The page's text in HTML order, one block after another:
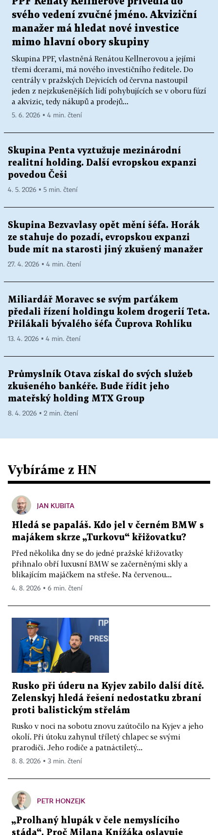
svého vedení zvučné jméno. Akviziční
manažer má hledat nové investice
mimo hlavní obory skupiny
Skupina PPF, vlastněná Renátou Kellnerovou a jejími
třemi dcerami, má nového investičního ředitele. Do
centrály v pražských Dejvicích od června nastoupil
jeden z nejzkušenějších lidí pohybujících se v oboru fúzí
a akvizic, tedy nákupů a prodejů...
5. 6. 2026 ▪ 4 min. čtení
Skupina Penta vyztužuje mezinárodní
realitní holding. Další evropskou expanzi
povedou Češi
4. 5. 2026 ▪ 5 min. čtení
Skupina Bezvavlasy opět mění šéfa. Horák
ze stahuje do pozadí, evropskou expanzi
bude mít na starosti jiný zkušený manažer
27. 4. 2026 ▪ 4 min. čtení
Miliardář Moravec se svým parťákem
předali řízení holdingu kolem drogerií Teta.
Přilákali bývalého šéfa Čuprova Rohlíku
13. 4. 2026 ▪ 4 min. čtení
Průmyslník Otava získal do svých služeb
zkušeného bankéře. Bude řídit jeho
mateřský holding MTX Group
8. 4. 2026 ▪ 2 min. čtení
Vybíráme z HN
JAN KUBITA
Hledá se papaláš. Kdo jel v černém BMW s
majákem skrze „Turkovu“ křižovatku?
Před několika dny se do jedné pražské křižovatky
přihnalo obří luxusní BMW se začerněnými skly a
blikajícím majáčkem na střeše. Na červenou...
4. 8. 2026 ▪ 6 min. čtení
Rusko při úderu na Kyjev zabilo další dítě.
Zelenskyj hledá řešení nedostatku zbraní
proti balistickým střelám
Rusko v noci na sobotu znovu zaútočilo na Kyjev a jeho
okolí. Při útoku zahynul tříletý chlapec se svými
prarodiči. Jeho rodiče a patnáctiletý...
8. 8. 2026 ▪ 3 min. čtení
PETR HONZEJK
„Prolhaný hlupák v čele nemyslícího
stáda“. Proč Milana Knížáka oslavuje